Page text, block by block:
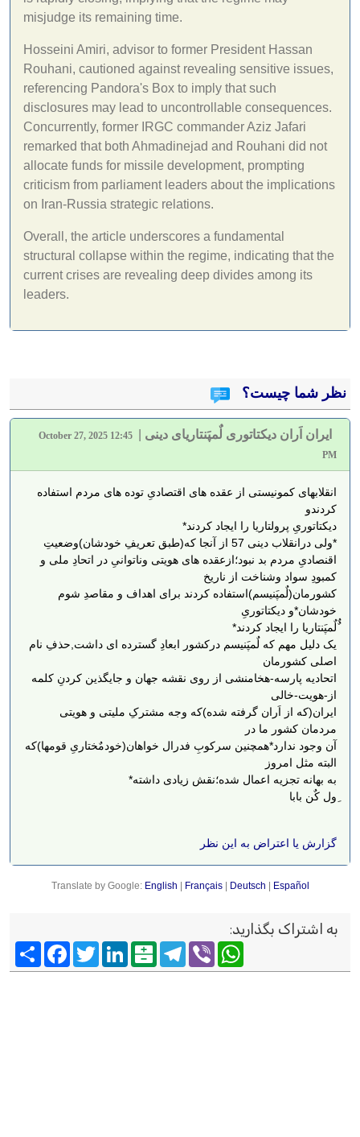
misjudge its remaining time.
Hosseini Amiri, advisor to former President Hassan
Rouhani, cautioned against revealing sensitive issues,
referencing Pandora's Box to imply that such
disclosures may lead to uncontrollable consequences.
Concurrently, former IRGC commander Aziz Jafari
remarked that both Ahmadinejad and Rouhani did not
allocate funds for missile development, prompting
criticism from parliament leaders about the implications
on Iran-Russia strategic relations.
Overall, the article underscores a fundamental
structural collapse within the regime, indicating that the
current crises are revealing deep divides among its
leaders.
نظر شما چیست؟
ایران اَران دیکتاتوری لٌمپَنتاریای دینی
October 27, 2025 12:45
PM
انقلابهای کمونیستی از عقده های اقتصادیِ توده های مردم استفاده
کردندو
دیکتاتوریِ پرولتاریا را ایجاد کردند*
*ولی درانقلاب دینی 57 از آنجا که(طبق تعریفِ خودشان)وضعیتِ
اقنصادیِ مردم بد نبود؛ازعقده های هویتی وناتوانیِ در اتحادِ ملی و
کمبودِ سواد وشناخت از ناریخ
کشورمان(لٌمپَنیسم)استفاده کردند برای اهداف و مقاصدِ شوم
خودشان*و دیکتاتوریِ
ٌٌلٌمپَنتاریا را ایجاد کردند*
یک دلیل مهم که لٌمپَنیسم درکشور ابعادِ گسترده ای داشت,حذفِ نام
اصلی کشورمان
اتحادیه پارسه-هخامنشی از روی نقشه جهان و جایگذین کردنِ کلمه
از-هویت-خالی
ایران(که از اَران گرفته شده)که وجه مشترکِ ملیتی و هویتی
مردمان کشور ما در
آن وجود ندارد*همچنین سرکوبِ فدرال خواهان(خودمٌختاریِ قومها)که
البته مثل امروز
به بهانه تجزیه اعمال شده؛نقش زیادی داشته*
ِول کٌن بابا
گزارش یا اعتراض به این نظر
Translate by Google: English | Français| Deutsch | Español
به اشتراک بگذارید:
FacebookTwitter
LinkedInBalatarin
TelegramViber
WhatsApp